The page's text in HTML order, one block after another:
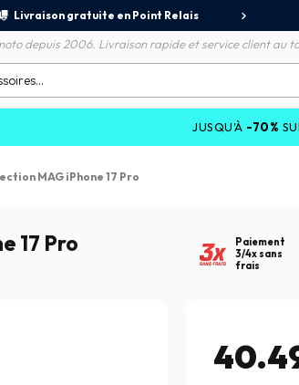
Livraison gratuite en Point Relais
depuis 2006. Livraison rapide et service client au
-70%SUR LES
MAG iPhone 17 Pro
17 Pro
Paiement
3/4x sans
frais